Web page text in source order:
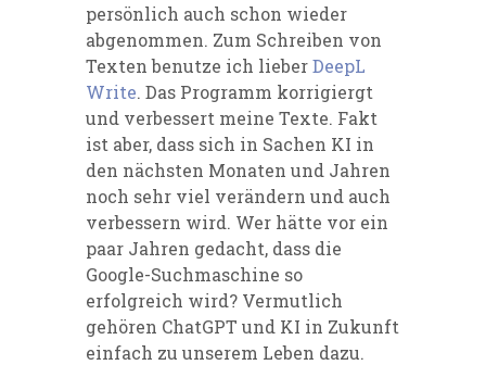
persönlich auch schon wieder
abgenommen. Zum Schreiben von
Texten benutze ich lieberDeepL
Write. Das Programm korrigiergt
und verbessert meine Texte. Fakt
ist aber, dass sich in Sachen KI in
den nächsten Monaten und Jahren
noch sehr viel verändern und auch
verbessern wird. Wer hätte vor ein
paar Jahren gedacht, dass die
Google-Suchmaschine so
erfolgreich wird? Vermutlich
gehören ChatGPT und KI in Zukunft
einfach zu unserem Leben dazu.